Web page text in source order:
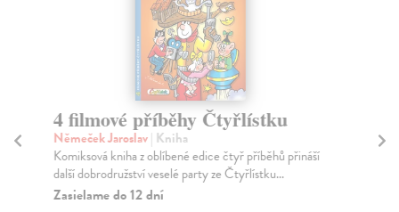
4 filmové příběhy Čtyřlístku
Němeček Jaroslav| Kniha
Komiksová kniha z oblíbené edice čtyř příběhů přináší
další dobrodružství veselé party ze Čtyřlístku...
Zasielame do 12 dní